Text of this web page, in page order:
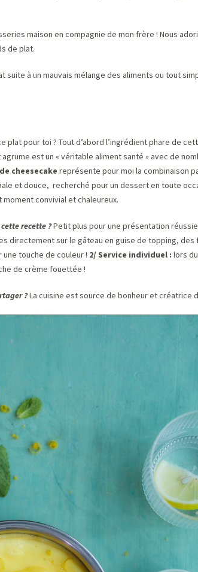
maison en compagnie de mon frère ! Nous
de plat.
suite à un mauvais mélange des aliments ou tout
plat pour toi ? Tout d’abord l’ingrédient phare de
est un « véritable aliment santé » avec de
cheesecake représente pour moi la combinaison
et douce, recherché pour un dessert en toute
convivial et chaleureux.
recette ?Petit plus pour une présentation réussie
directement sur le gâteau en guise de topping, des
touche de couleur ! 2/ Service individuel : lors
de crème fouettée !
?La cuisine est source de bonheur et créatrice